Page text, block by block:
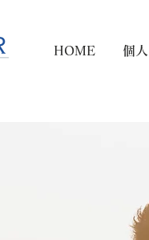
HOME 個